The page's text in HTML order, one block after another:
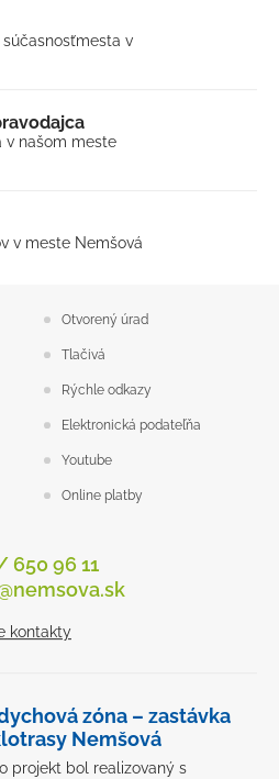
mesta v
v našom meste
v meste Nemšová
Otvorený úrad
Tlačivá
Rýchle odkazy
Elektronická podateľňa
Youtube
Online platby
650 96 11
kontakty
zóna – zastávka
Nemšová
projekt bol realizovaný s